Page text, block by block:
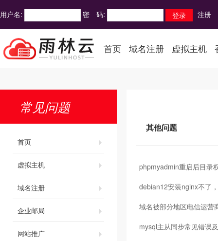
用户名: 密 码: 注册
首页 域名注册 虚拟主机
常见问题
首页
虚拟主机
域名注册
企业邮局
网站推广
其他问题
phpmyadmin重启后目录
debian12安装nginx不了
域名被部分地区电信运营
mysql主从同步常见错误